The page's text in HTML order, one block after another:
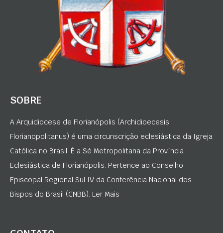
SOBRE
A Arquidiocese de Florianópolis (Archidioecesis
Florianopolitanus) é uma circunscrição eclesiástica da Igreja
Católica no Brasil. É a Sé Metropolitana da Província
Eclesiástica de Florianópolis. Pertence ao Conselho
Episcopal Regional Sul IV da Conferência Nacional dos
Bispos do Brasil (CNBB). Ler Mais